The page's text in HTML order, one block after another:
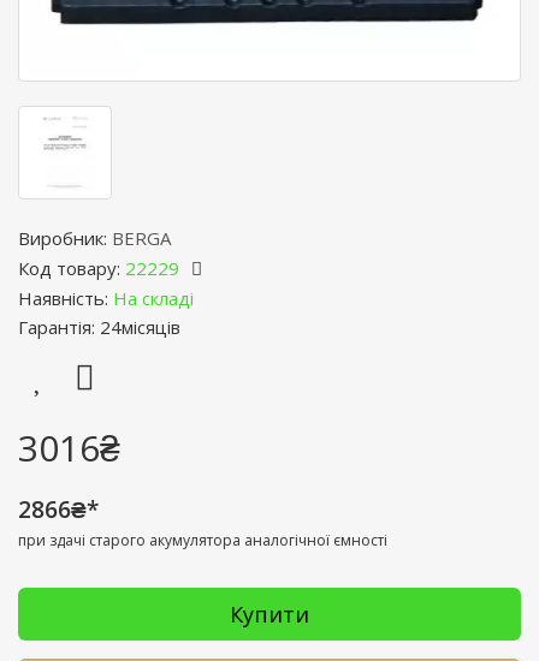
Виробник: BERGA
Код товару: 22229
Наявність: На складі
Гарантія: 24місяців
3016₴
2866₴*
при здачі старого акумулятора аналогічної ємності
Купити